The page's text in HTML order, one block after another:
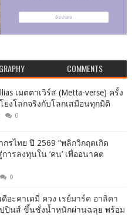
COMMENTS
เมตตาเวิร์ส (Metta-verse) ครั้ง
ยงโลกจริงกับโลกเสมือนทุกมิติ
0
รไทย ปี 2569 “พลิกวิกฤตเกิด
ารลงทุนใน ‘คน’ เพื่ออนาคต
0
อะคาเดมี่ ควง เรย์มาร์ค อาลิคา
ปินส์ ขึ้นชั่งน้ำหนักผ่านฉลุย พร้อม